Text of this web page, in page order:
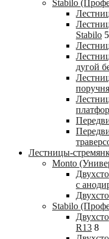
Stabilo
Stabilo 5
дугой
Лестницы-
Monto
с
Stabilo
R13 8